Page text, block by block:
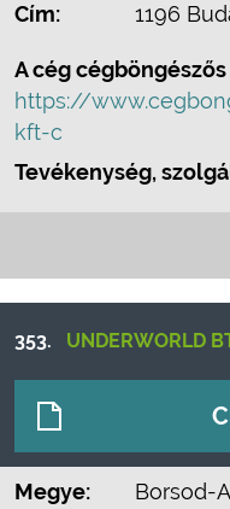
Cím:
1196
A cég
https://
kft-c
Tevékenység,
353. UNDERWORLD
Megye:
Borsod-